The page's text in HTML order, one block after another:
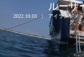
ルーザ
2022.10.03 アイランドメ
グ,チ